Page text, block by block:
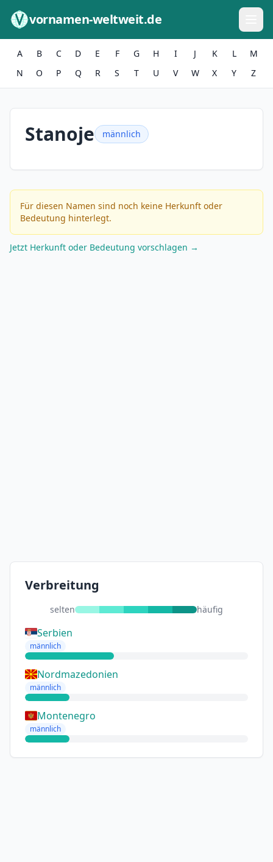
vornamen-weltweit.de
A B C D E F G H I J K L
M
N
O P Q R S T U V W X Y Z
Stanoje männlich
Für diesen Namen sind noch keine Herkunft oder
Bedeutung hinterlegt.
Jetzt Herkunft oder Bedeutung vorschlagen →
Verbreitung
selten häufig
Serbien
männlich
Nordmazedonien
männlich
Montenegro
männlich